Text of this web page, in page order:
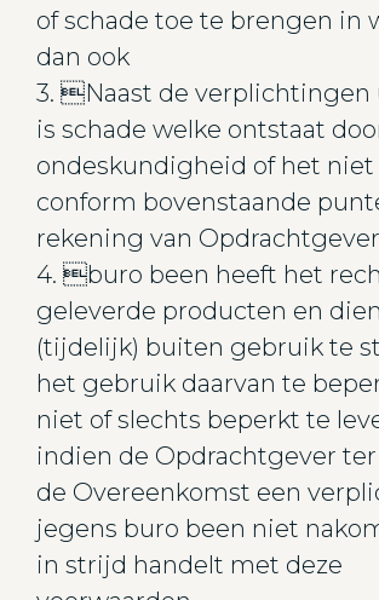
of schade toe te brengen in
dan ook
3. Naast de verplichtingen
is schade welke ontstaat
ondeskundigheid of het niet
conform bovenstaande
rekening van
4. buro been heeft het
geleverde producten en
(tijdelijk) buiten gebruik te
het gebruik daarvan te
niet of slechts beperkt te
indien de Opdrachtgever ter
de Overeenkomst een
jegens buro been niet
in strijd handelt met deze